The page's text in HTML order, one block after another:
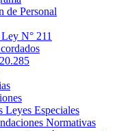
de Personal
N° 211
Leyes Especiales
Normativas